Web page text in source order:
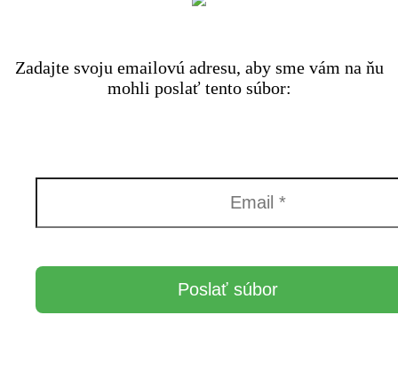
Zadajte svoju emailovú adresu, aby sme vám na ňu
mohli poslať tento súbor: